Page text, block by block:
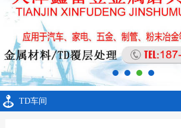
TD车间